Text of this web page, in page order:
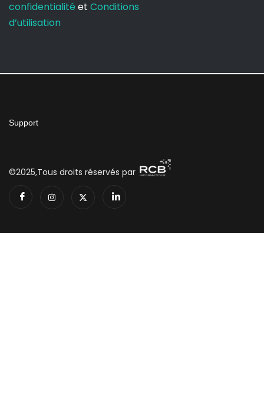
confidentialité et Conditions
d’utilisation
Support
©2025,Tous droits réservés par